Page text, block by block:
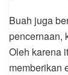
Buah juga
pencernaan,
Oleh karena
memberikan